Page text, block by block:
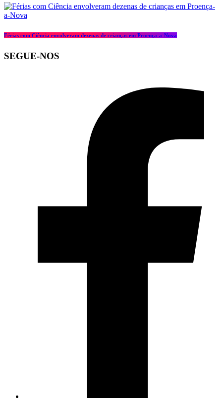
Férias com Ciência envolveram dezenas de crianças em Proença-a-Nova
SEGUE-NOS